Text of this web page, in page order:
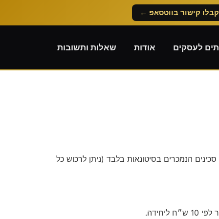
קבלו קישור בווטסאפ ←
לעסקים אודות שאלות ותשובות
הנמכרים בסיטונאות בלבד (ניתן לרכוש כל